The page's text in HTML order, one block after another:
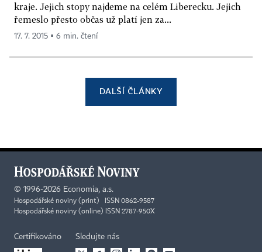
kraje. Jejich stopy najdeme na celém Liberecku. Jejich
řemeslo přesto občas už platí jen za...
17. 7. 2015 ▪ 6 min. čtení
DALŠÍ ČLÁNKY
© 1996-2026 Economia, a.s.
Hospodářské noviny (print) ISSN 0862-9587
Hospodářské noviny (online) ISSN 2787-950X
Certifikováno Sledujte nás